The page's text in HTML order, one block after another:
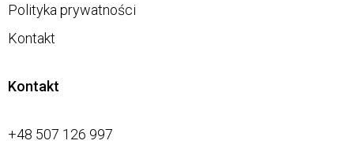
Polityka prywatności
Kontakt
Kontakt
+48 507 126 997